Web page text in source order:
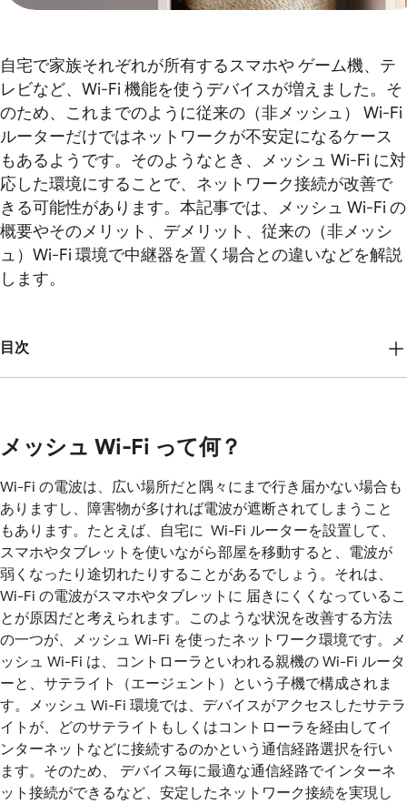
自宅で家族それぞれが所有するスマホや ゲーム機、テ
レビなど、Wi-Fi 機能を使うデバイスが増えました。そ
のため、これまでのように従来の（非メッシュ） Wi-Fi
ルーターだけではネットワークが不安定になるケース
もあるようです。そのようなとき、メッシュ Wi-Fi に対
応した環境にすることで、ネットワーク接続が改善で
きる可能性があります。本記事では、メッシュ Wi-Fi の
概要やそのメリット、デメリット、従来の（非メッシ
ュ）Wi-Fi 環境で中継器を置く場合との違いなどを解説
します。
目次
メッシュ Wi-Fi って何？
Wi-Fi の電波は、広い場所だと隅々にまで行き届かない場合も
ありますし、障害物が多ければ電波が遮断されてしまうこと
もあります。たとえば、自宅に Wi-Fi ルーターを設置して、
スマホやタブレットを使いながら部屋を移動すると、電波が
弱くなったり途切れたりすることがあるでしょう。それは、
Wi-Fi の電波がスマホやタブレットに 届きにくくなっているこ
とが原因だと考えられます。このような状況を改善する方法
の一つが、メッシュ Wi-Fi を使ったネットワーク環境です。メ
ッシュ Wi-Fi は、コントローラといわれる親機の Wi-Fi ルータ
ーと、サテライト（エージェント）という子機で構成されま
す。メッシュ Wi-Fi 環境では、デバイスがアクセスしたサテラ
イトが、どのサテライトもしくはコントローラを経由してイ
ンターネットなどに接続するのかという通信経路選択を行い
ます。そのため、 デバイス毎に最適な通信経路でインターネ
ット接続ができるなど、安定したネットワーク接続を実現し